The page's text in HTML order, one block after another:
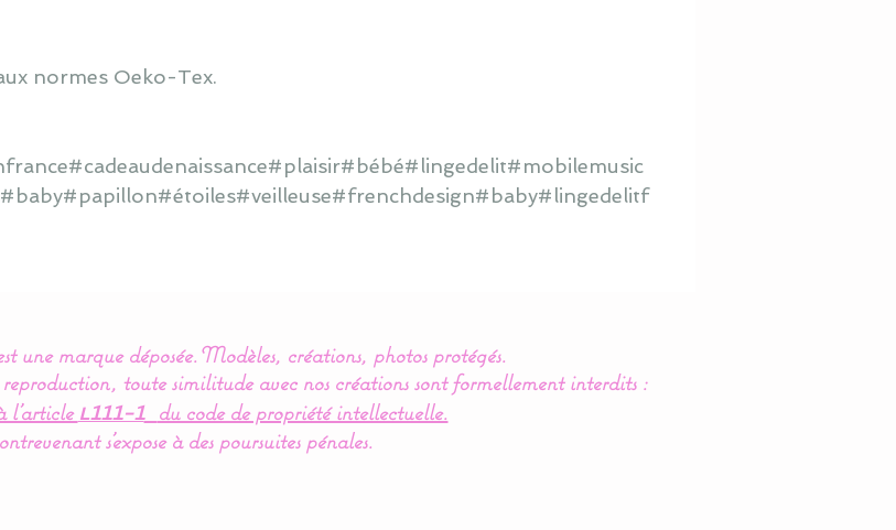
normes Oeko-Tex.
une marque déposée.Modèles, créations, photos protégés.
toute similitude avec nos créations sont formellement interdits :
l’article L111-1
du code de propriété intellectuelle.
s'expose à des poursuites pénales.